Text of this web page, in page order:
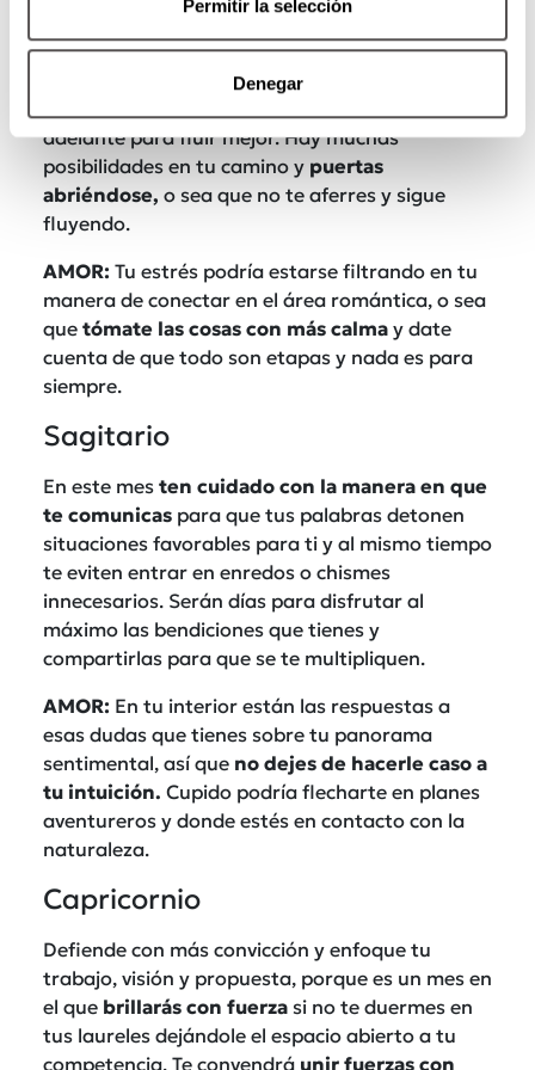
Permitir la selección
Denegar
recobrar tu fe en los procesos de la vida y en tu
propio camino. Reflexiona sobre las actitudes
adelante para fluir mejor. Hay muchas
posibilidades en tu camino y puertas
abriéndose, o sea que no te aferres y sigue
fluyendo.
AMOR: Tu estrés podría estarse filtrando en tu
manera de conectar en el área romántica, o sea
que tómate las cosas con más calma y date
cuenta de que todo son etapas y nada es para
siempre.
Sagitario
En este mes ten cuidado con la manera en que
te comunicas para que tus palabras detonen
situaciones favorables para ti y al mismo tiempo
te eviten entrar en enredos o chismes
innecesarios. Serán días para disfrutar al
máximo las bendiciones que tienes y
compartirlas para que se te multipliquen.
AMOR: En tu interior están las respuestas a
esas dudas que tienes sobre tu panorama
sentimental, así que no dejes de hacerle caso a
tu intuición. Cupido podría flecharte en planes
aventureros y donde estés en contacto con la
naturaleza.
Capricornio
Defiende con más convicción y enfoque tu
trabajo, visión y propuesta, porque es un mes en
el que brillarás con fuerza si no te duermes en
tus laureles dejándole el espacio abierto a tu
competencia. Te convendrá unir fuerzas con